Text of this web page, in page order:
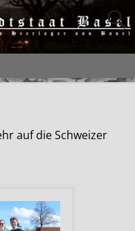
auf die Schweizer